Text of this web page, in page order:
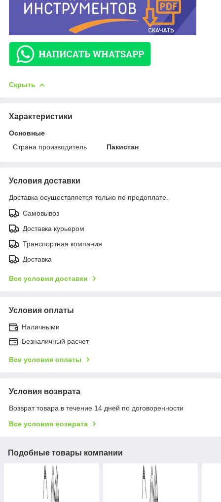
Скрыть
Характеристики
Основные
Страна производитель
Пакистан
Условия доставки
Доставка осуществляется только по предоплате.
Самовывоз
Доставка курьером
Транспортная компания
Доставка
Все условия доставки
Условия оплаты
Наличными
Безналичный расчет
Все условия оплаты
Условия возврата
Возврат товара в течение 14 дней по договоренности
Все условия возврата
Подобные товары компании